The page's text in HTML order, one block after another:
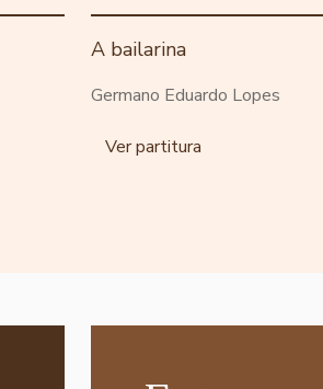
A bailarina
Germano Eduardo Lopes
Ver partitura